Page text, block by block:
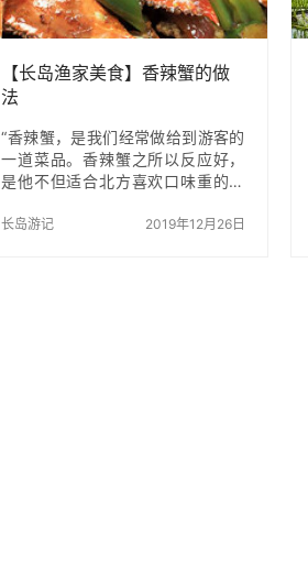
捡贝壳捉螃蟹，体会儿时的乐趣；
夜晚听海风数满天星斗，枕着涛声
【长岛渔家美食】香辣蟹的做
法
“香辣蟹，是我们经常做给到游客的
一道菜品。香辣蟹之所以反应好，
是他不但适合北方喜欢口味重的人
辣的口味，不然在渔家天天清蒸海
长岛游记 2019年12月26日